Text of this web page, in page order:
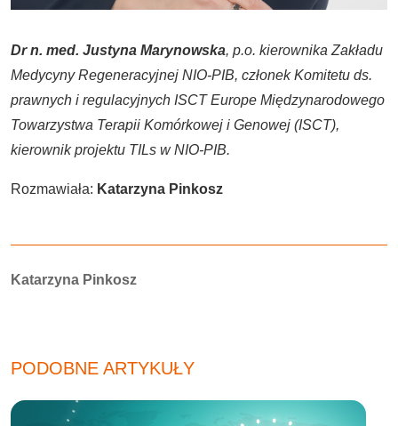
Dr n. med. Justyna Marynowska, p.o. kierownika Zakładu
Medycyny Regeneracyjnej NIO-PIB, członek Komitetu ds.
prawnych i regulacyjnych ISCT Europe Międzynarodowego
Towarzystwa Terapii Komórkowej i Genowej (ISCT),
kierownik projektu TILs w NIO-PIB.
Rozmawiała: Katarzyna Pinkosz
Autorzy:
Katarzyna Pinkosz
PODOBNE ARTYKUŁY